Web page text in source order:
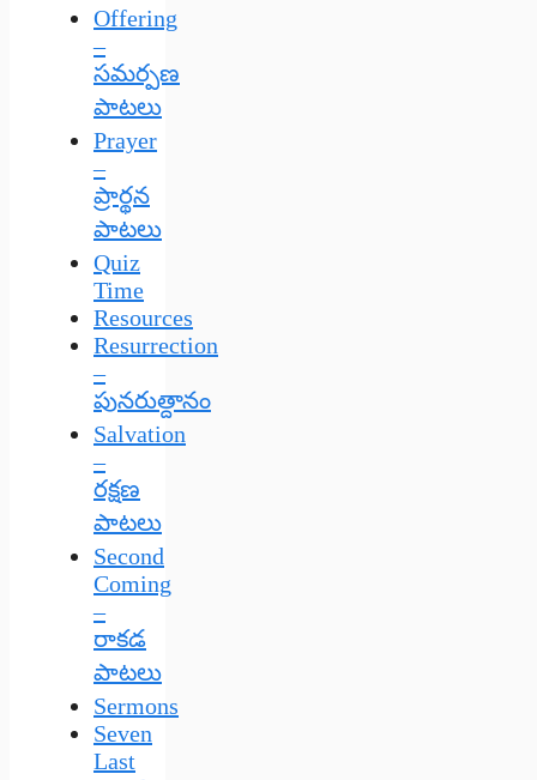
Offering
–
సమర్పణ
పాటలు
Prayer
–
ప్రార్థన
పాటలు
Quiz
Time
Resources
Resurrection
–
పునరుత్దానం
Salvation
–
రక్షణ
పాటలు
Second
Coming
–
రాకడ
పాటలు
Sermons
Seven
Last